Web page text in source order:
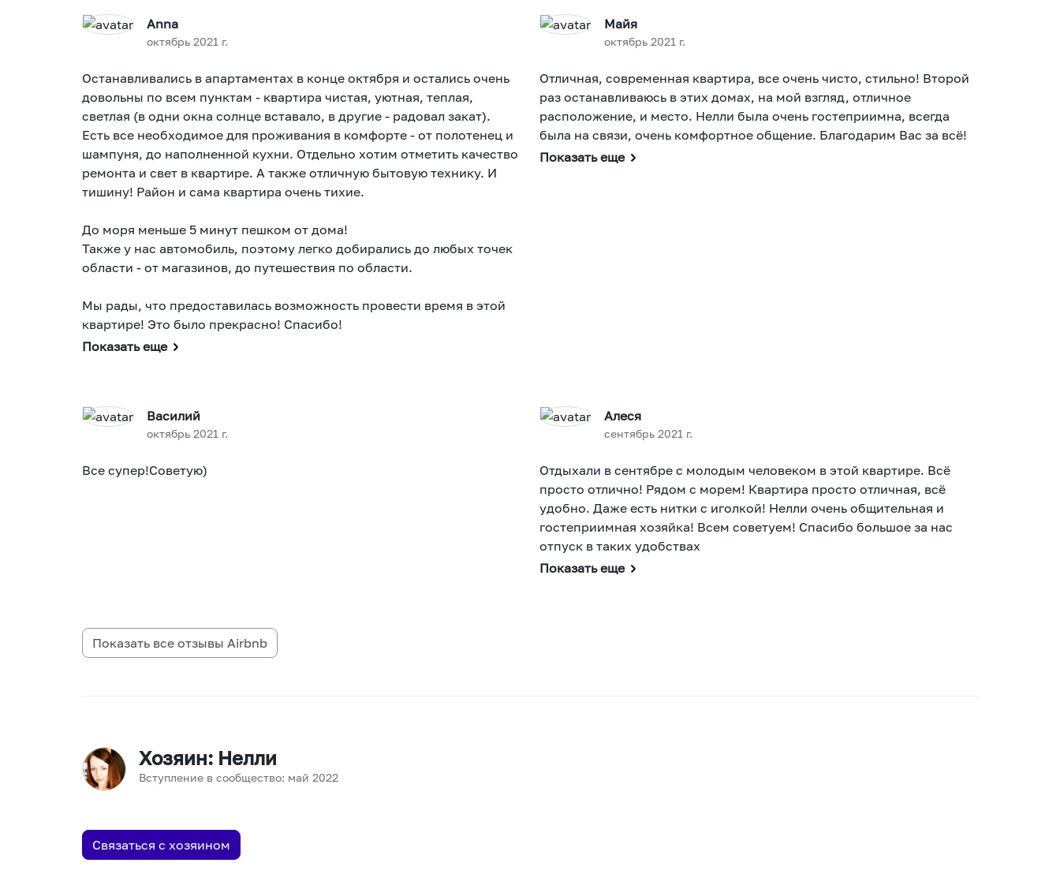
Anna
октябрь 2021 г.
Останавливались в апартаментах в конце октября и остались очень
довольны по всем пунктам - квартира чистая, уютная, теплая,
светлая (в одни окна солнце вставало, в другие - радовал закат).
Есть все необходимое для проживания в комфорте - от полотенец и
шампуня, до наполненной кухни. Отдельно хотим отметить качество
ремонта и свет в квартире. А также отличную бытовую технику. И
тишину! Район и сама квартира очень тихие.
До моря меньше 5 минут пешком от дома!
Также у нас автомобиль, поэтому легко добирались до любых точек
области - от магазинов, до путешествия по области.
Мы рады, что предоставилась возможность провести время в этой
квартире! Это было прекрасно! Спасибо!
Показать еще
Майя
октябрь 2021 г.
Отличная, современная квартира, все очень чисто, стильно! Второй
раз останавливаюсь в этих домах, на мой взгляд, отличное
расположение, и место. Нелли была очень гостеприимна, всегда
была на связи, очень комфортное общение. Благодарим Вас за всё!
Показать еще
Василий
октябрь 2021 г.
Все супер!Советую)
Алеся
сентябрь 2021 г.
Отдыхали в сентябре с молодым человеком в этой квартире. Всё
просто отлично! Рядом с морем! Квартира просто отличная, всё
удобно. Даже есть нитки с иголкой! Нелли очень общительная и
гостеприимная хозяйка! Всем советуем! Спасибо большое за нас
отпуск в таких удобствах
Показать еще
Показать все отзывы Airbnb
Хозяин: Нелли
Вступление в сообщество: май 2022
Связаться с хозяином